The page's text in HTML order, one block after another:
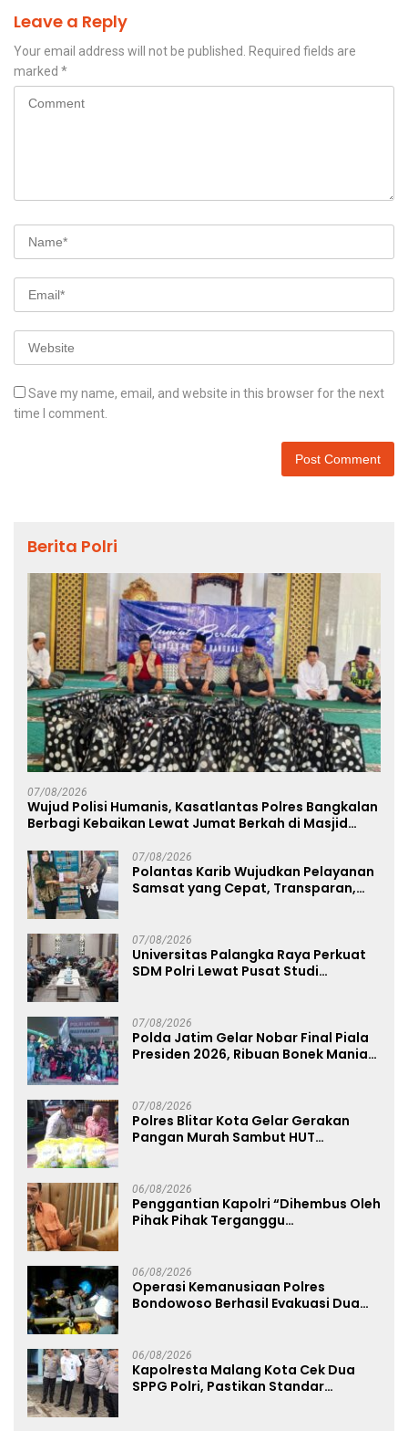
Leave a Reply
Your email address will not be published. Required fields are
marked *
Save my name, email, and website in this browser for the next
time I comment.
Berita Polri
07/08/2026
Wujud Polisi Humanis, Kasatlantas Polres Bangkalan
Berbagi Kebaikan Lewat Jumat Berkah di Masjid
07/08/2026
Polantas Karib Wujudkan Pelayanan
Samsat yang Cepat, Transparan,
07/08/2026
Universitas Palangka Raya Perkuat
SDM Polri Lewat Pusat Studi
07/08/2026
Polda Jatim Gelar Nobar Final Piala
Presiden 2026, Ribuan Bonek Mania
07/08/2026
Polres Blitar Kota Gelar Gerakan
Pangan Murah Sambut HUT
06/08/2026
Penggantian Kapolri “Dihembus Oleh
Pihak Pihak Terganggu
06/08/2026
Operasi Kemanusiaan Polres
Bondowoso Berhasil Evakuasi Dua
06/08/2026
Kapolresta Malang Kota Cek Dua
SPPG Polri, Pastikan Standar